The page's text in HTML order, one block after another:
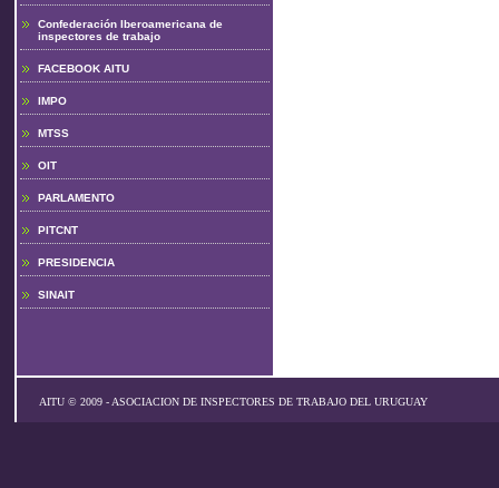
Confederación Iberoamericana de
inspectores de trabajo
FACEBOOK AITU
IMPO
MTSS
OIT
PARLAMENTO
PITCNT
PRESIDENCIA
SINAIT
AITU © 2009 - ASOCIACION DE INSPECTORES DE TRABAJO DEL URUGUAY